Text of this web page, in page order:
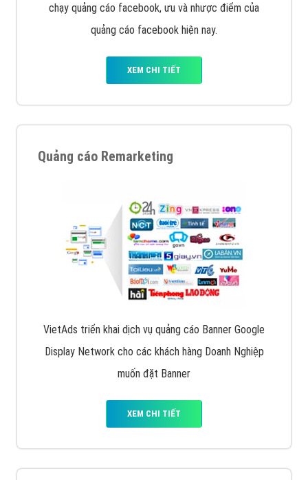
chạy quảng cáo facebook, ưu và nhược điểm của
quảng cáo facebook hiện nay.
XEM CHI TIẾT
Quảng cáo Remarketing
VietAds triển khai dịch vụ quảng cáo Banner Google
Display Network cho các khách hàng Doanh Nghiệp
muốn đặt Banner
XEM CHI TIẾT